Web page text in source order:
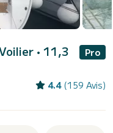
• 11,3
Pro
4.4 (159 Avis)